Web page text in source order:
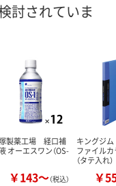
討されていま
製薬工場 経口補
オーエスワン（OS-
￥143～（税込）
キングジ
ファイル
（タテ入
￥